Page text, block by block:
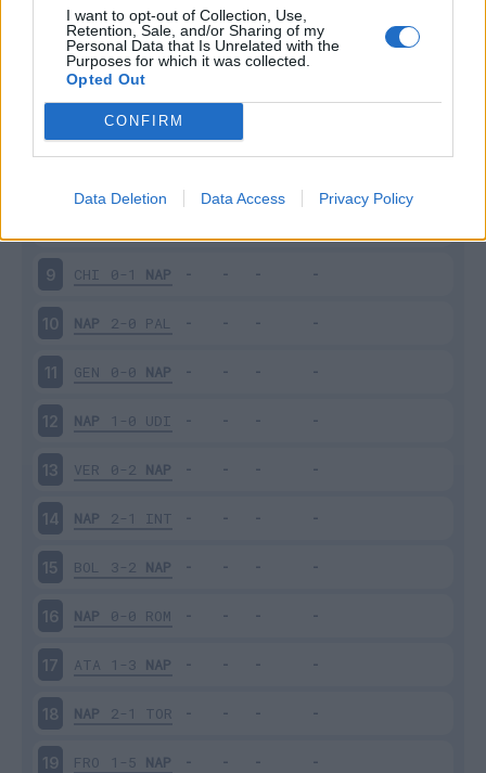
I want to opt-out of Collection, Use,
Retention, Sale, and/or Sharing of my
Personal Data that Is Unrelated with the
Purposes for which it was collected.
Opted Out
CONFIRM
Data Deletion Data Access Privacy Policy
NAP 5-0 LAZ
CAR 0-0
2-1 JUV
9 CHI 0-1 NAP
10 NAP 2-0 PAL
11 GEN 0-0 NAP
12 NAP 1-0 UDI
13 VER 0-2 NAP
14 NAP 2-1 INT
15 BOL 3-2 NAP
16 NAP 0-0 ROM
17 ATA 1-3 NAP
18 NAP 2-1 TOR
19 FRO 1-5 NAP